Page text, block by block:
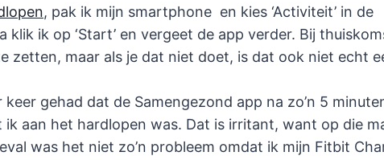
, pak ik mijn smartphone en kies ‘Activiteit’ in de
klik ik op ‘Start’ en vergeet de app verder. Bij
zetten, maar als je dat niet doet, is dat ook niet echt
gehad dat de Samengezond app na zo’n 5
aan het hardlopen was. Dat is irritant, want op die
was het niet zo’n probleem omdat ik mijn Fitbit